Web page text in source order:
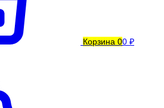
Корзина 00 ₽